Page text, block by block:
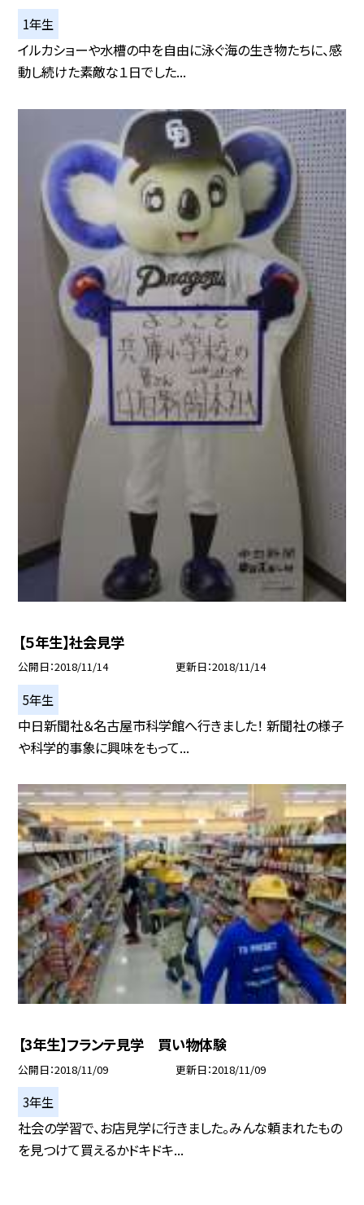
1年生
イルカショーや水槽の中を自由に泳ぐ海の生き物たちに、感
動し続けた素敵な１日でした...
【５年生】社会見学
公開日 2018/11/14 更新日 2018/11/14
5年生
中日新聞社＆名古屋市科学館へ行きました！ 新聞社の様子
や科学的事象に興味をもって...
【3年生】フランテ見学 買い物体験
公開日 2018/11/09 更新日 2018/11/09
3年生
社会の学習で、お店見学に行きました。みんな頼まれたもの
を見つけて買えるかドキドキ...